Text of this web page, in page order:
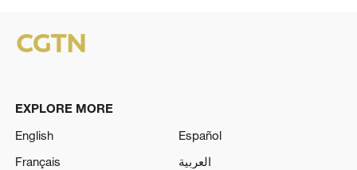
EXPLORE MORE
English
Español
Français
العربية